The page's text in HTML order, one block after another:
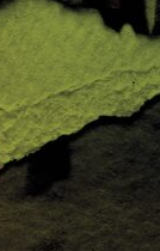
et repose sur la
: EUROMARFOR,
ne comptent
venir ?
de l’Atlantique
tout